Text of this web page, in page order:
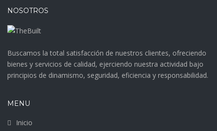
NOSOTROS
Buscamos la total satisfacción de nuestros clientes, ofreciendo
bienes y servicios de calidad, ejerciendo nuestra actividad bajo
principios de dinamismo, seguridad, eficiencia y responsabilidad.
MENU
Inicio